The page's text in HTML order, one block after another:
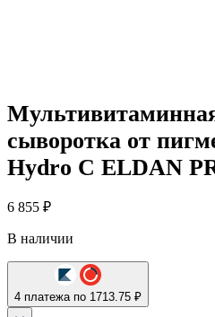
сыворотка от
Hydro C ELDAN
6 855 ₽
В наличии
4 платежа по 1713.75 ₽